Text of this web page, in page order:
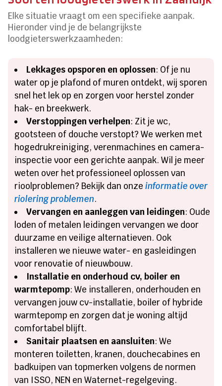
Elke situatie vraagt om een specifieke aanpak.
Hieronder vind je de belangrijkste
loodgieterswerkzaamheden:
Lekkages opsporen en oplossen: Of je nu
water op je plafond of muren ontdekt, wij sporen
snel het lek op en zorgen voor herstel zonder
hak- en breekwerk.
Verstoppingen verhelpen: Zit je wc,
gootsteen of douche verstopt? We werken met
hogedrukreiniging, verenmachines en camera-
inspectie voor een gerichte aanpak. Wil je meer
weten over het professioneel oplossen van
rioolproblemen? Bekijk dan onzeinformatie over
riolering problemen.
Vervangen en aanleggen van leidingen: Oude
loden of metalen leidingen vervangen we door
duurzame en veilige alternatieven. Ook
installeren we nieuwe water- en gasleidingen
voor renovatie of nieuwbouw.
Installatie en onderhoud cv, boiler en
warmtepomp: We installeren, onderhouden en
vervangen jouw cv-installatie, boiler of hybride
warmtepomp en zorgen dat je woning altijd
comfortabel blijft.
Sanitair plaatsen en aansluiten: We
monteren toiletten, kranen, douchecabines en
badkuipen van topmerken volgens de normen
van ISSO, NEN en Waternet-regelgeving.